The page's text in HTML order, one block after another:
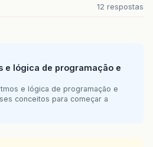
12 respostas
e lógica de programação e
e lógica de programação e
conceitos para começar a